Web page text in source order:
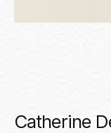
Catherine